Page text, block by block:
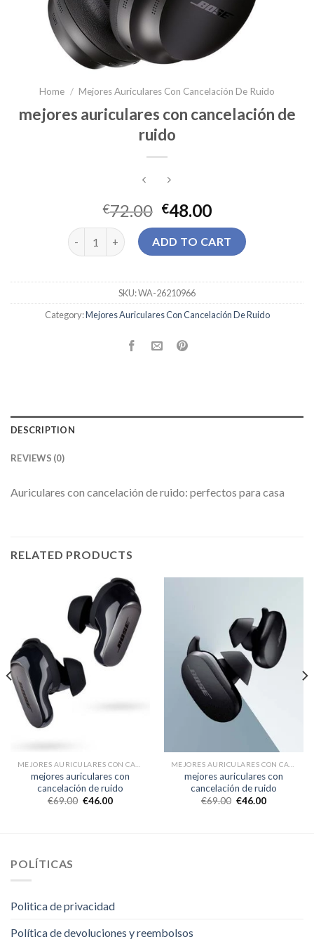
Home / Mejores Auriculares Con Cancelación De Ruido
mejores auriculares con cancelación de
ruido
€72.00 €48.00
mejores auriculares con cancelación de ruido
ADD TO CART
SKU:WA-26210966
Category:Mejores Auriculares Con Cancelación De Ruido
DESCRIPTION
REVIEWS (0)
Auriculares con cancelación de ruido: perfectos para casa
RELATED PRODUCTS
mejores auriculares con
cancelación de ruido
€69.00 €46.00
mejores auriculares con
cancelación de ruido
€69.00 €46.00
POLÍTICAS
Politica de privacidad
Política de devoluciones y reembolsos